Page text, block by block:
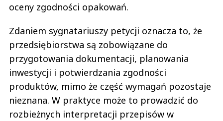
oceny zgodności opakowań.
Zdaniem sygnatariuszy petycji oznacza to, że
przedsiębiorstwa są zobowiązane do
przygotowania dokumentacji, planowania
inwestycji i potwierdzania zgodności
produktów, mimo że część wymagań pozostaje
nieznana. W praktyce może to prowadzić do
rozbieżnych interpretacji przepisów w